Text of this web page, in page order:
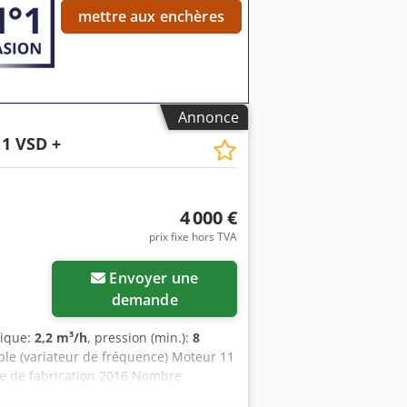
ont été effectuées dans le cadre
de la cartouche du filtre à air
d’huile Vérification de
Essai de fonctionnement effectué
des fuites d’air Vérification de la
mettre aux enchères
Annonce
VSD +
4 000 €
prix fixe hors TVA
demande
2,2 m³/h, pression (min.): 8
(variateur de fréquence) Moteur 11
de fabrication 2016 Nombre